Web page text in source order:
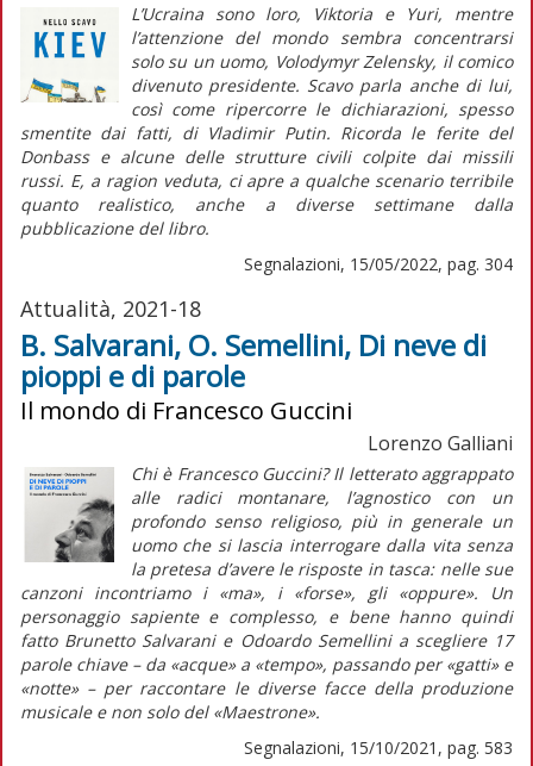
L’Ucraina sono loro, Viktoria e Yuri, mentre
l’attenzione del mondo sembra concentrarsi
solo su un uomo, Volodymyr Zelensky, il comico
divenuto presidente. Scavo parla anche di lui,
così come ripercorre le dichiarazioni, spesso
smentite dai fatti, di Vladimir Putin. Ricorda le ferite del
Donbass e alcune delle strutture civili colpite dai missili
russi. E, a ragion veduta, ci apre a qualche scenario terribile
quanto realistico, anche a diverse settimane dalla
pubblicazione del libro.
Segnalazioni, 15/05/2022, pag. 304
Attualità, 2021-18
B. Salvarani, O. Semellini, Di neve di
pioppi e di parole
Il mondo di Francesco Guccini
Lorenzo Galliani
Chi è Francesco Guccini? Il letterato aggrappato
alle radici montanare, l’agnostico con un
profondo senso religioso, più in generale un
uomo che si lascia interrogare dalla vita senza
la pretesa d’avere le risposte in tasca: nelle sue
canzoni incontriamo i «ma», i «forse», gli «oppure». Un
personaggio sapiente e complesso, e bene hanno quindi
fatto Brunetto Salvarani e Odoardo Semellini a scegliere 17
parole chiave – da «acque» a «tempo», passando per «gatti» e
«notte» – per raccontare le diverse facce della produzione
musicale e non solo del «Maestrone».
Segnalazioni, 15/10/2021, pag. 583